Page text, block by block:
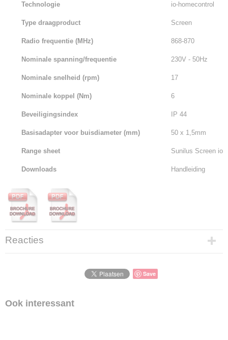
Technologie io-homecontrol
Type draagproduct Screen
Radio frequentie (MHz) 868-870
Nominale spanning/frequentie 230V - 50Hz
Nominale snelheid (rpm) 17
Nominale koppel (Nm) 6
Beveiligingsindex IP 44
Basisadapter voor buisdiameter (mm) 50 x 1,5mm
Range sheet Sunilus Screen io
Downloads Handleiding
Reacties
Save
Ook interessant